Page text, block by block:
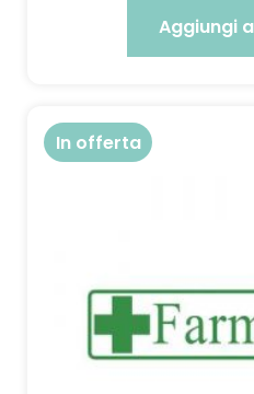
Aggiungi
In offerta